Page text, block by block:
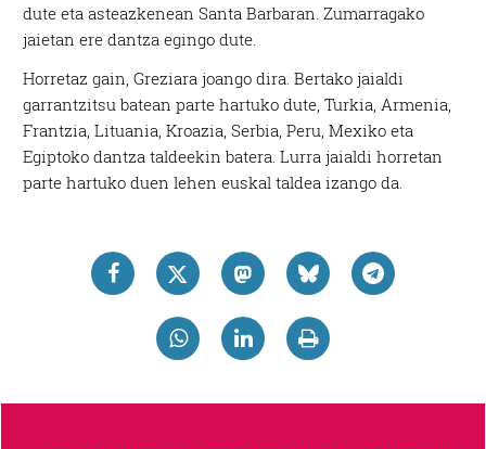
dute eta asteazkenean Santa Barbaran. Zumarragako
jaietan ere dantza egingo dute.
Horretaz gain, Greziara joango dira. Bertako jaialdi
garrantzitsu batean parte hartuko dute, Turkia, Armenia,
Frantzia, Lituania, Kroazia, Serbia, Peru, Mexiko eta
Egiptoko dantza taldeekin batera. Lurra jaialdi horretan
parte hartuko duen lehen euskal taldea izango da.